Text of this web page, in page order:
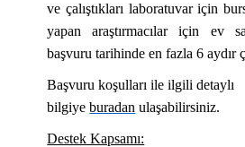
ve çalıştıkları laboratuvar için
yapan araştırmacılar için ev
başvuru tarihinde en fazla 6 aydır
Başvuru koşulları ile ilgili detaylı
bilgiyeburadan ulaşabilirsiniz.
Destek Kapsamı: